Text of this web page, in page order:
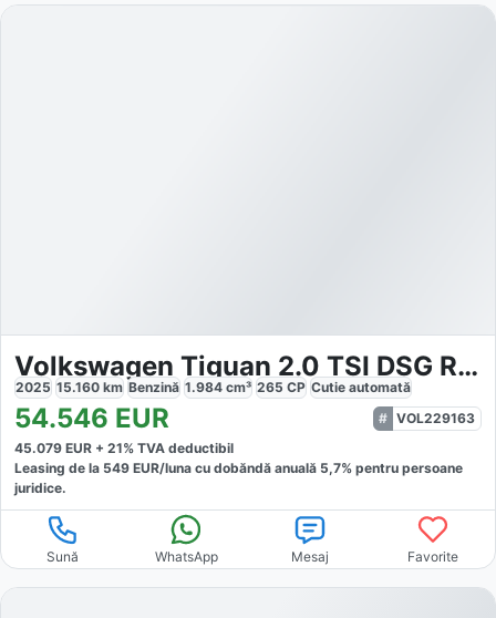
Volkswagen Tiguan 2.0 TSI DSG R-Line
2025 15.160 km Benzină 1.984 cm³ 265 CP Cutie automată
54.546 EUR
VOL229163
45.079 EUR + 21% TVA deductibil
Leasing de la 549 EUR/luna cu dobăndă anuală 5,7% pentru persoane
juridice.
Sună WhatsApp Mesaj Favorite